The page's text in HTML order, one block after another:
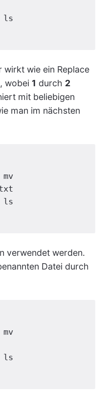
ls
wirkt wie ein Replace
wobei 1 durch 2
mit beliebigen
man im nächsten
ls
verwendet werden.
Datei durch
ls